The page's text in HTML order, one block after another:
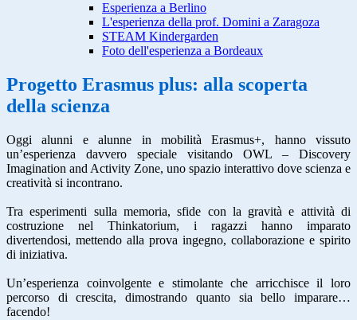
Esperienza a Berlino
L'esperienza della prof. Domini a Zaragoza
STEAM Kindergarden
Foto dell'esperienza a Bordeaux
Progetto Erasmus plus: alla scoperta
della scienza
Oggi alunni e alunne in mobilità Erasmus+, hanno vissuto
un’esperienza davvero speciale visitando OWL – Discovery
Imagination and Activity Zone, uno spazio interattivo dove scienza e
creatività si incontrano.
Tra esperimenti sulla memoria, sfide con la gravità e attività di
costruzione nel Thinkatorium, i ragazzi hanno imparato
divertendosi, mettendo alla prova ingegno, collaborazione e spirito
di iniziativa.
Un’esperienza coinvolgente e stimolante che arricchisce il loro
percorso di crescita, dimostrando quanto sia bello imparare…
facendo!